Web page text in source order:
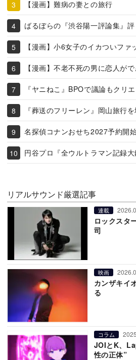
【漫画】難病の妻との旅行
ばるぼらの『渋谷陽一評論集』評
【漫画】小6女子のイカついファ
【漫画】不老不死の男に恋人が
『ヤニねこ』BPOで議論もクリ
『葬送のフリーレン』岡山旅行
名探偵コナンおせち2027予約開
円谷プロ『全ウルトラマン記録大
リアルサウンド厳選記事
連載
ロックスタ
司
映画
カンザキイ
る
コラム
JOIとK、
性の正体”